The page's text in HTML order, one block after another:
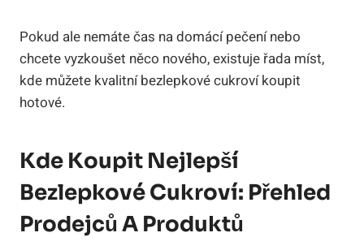
Pokud ale nemáte čas na domácí pečení nebo
chcete vyzkoušet něco nového, existuje řada míst,
kde můžete kvalitní bezlepkové cukroví koupit
hotové.
Kde Koupit Nejlepší
Bezlepkové Cukroví: Přehled
Prodejců A Produktů